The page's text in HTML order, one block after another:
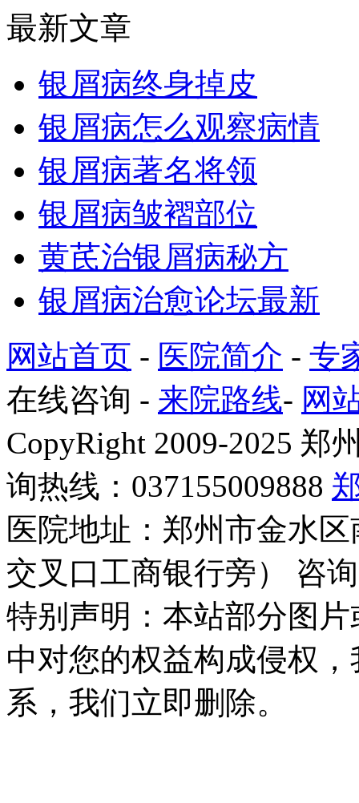
最新文章
银屑病终身掉皮
银屑病怎么观察病情
银屑病著名将领
银屑病皱褶部位
黄芪治银屑病秘方
银屑病治愈论坛最新
网站首页 - 医院简介 - 专
在线咨询 - 来院路线- 网
CopyRight 2009-2025 郑
询热线：037155009888
医院地址：郑州市金水
交叉口工商银行旁） 咨
特别声明：本站部分图
中对您的权益构成侵权
系，我们立即删除。